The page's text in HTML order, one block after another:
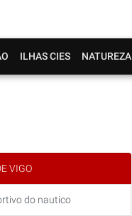
ILHAS CIES NATUREZA
VIGO
do nautico